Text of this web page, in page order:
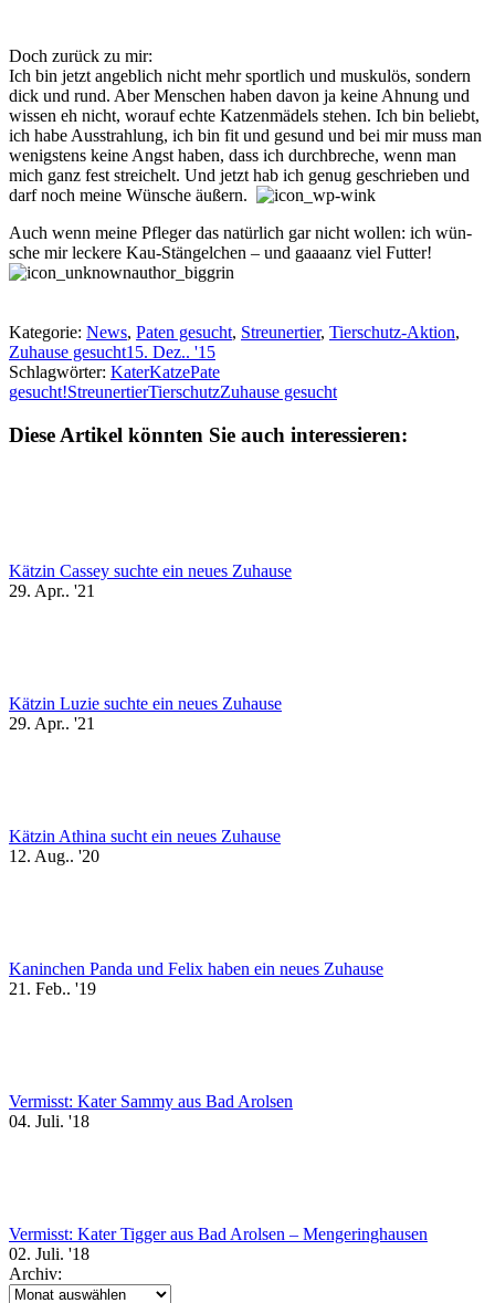
Doch zurück zu mir:
Ich bin jetzt an­geb­lich nicht mehr sport­lich und mus­ku­lös, son­dern
dick und rund. Aber Men­schen haben da­von ja keine Ahn­ung und
wis­sen eh nicht, wo­rauf echte Katz­en­mä­dels stehen. Ich bin be­liebt,
ich habe Aus­strahl­ung, ich bin fit und ge­sund und bei mir muss man
wen­igs­tens keine Angst ha­ben, dass ich durch­breche, wenn man
mich ganz fest streich­elt. Und jetzt hab ich ge­nug ge­schrie­ben und
darf noch meine Wün­sche äußern.
Auch wenn meine Pfle­ger das na­tür­lich gar nicht woll­en: ich wün­
sche mir leck­ere Kau-Stäng­el­chen – und gaaaanz viel Futt­er!
Kategorie: News, Paten gesucht, Streunertier, Tierschutz-Aktion,
Zuhause gesucht15. Dez.. '15
Schlagwörter: KaterKatzePate
gesucht!StreunertierTierschutzZuhause gesucht
Diese Artikel könnten Sie auch interessieren:
Kätzin Cassey suchte ein neues Zuhause
29. Apr.. '21
Kätzin Luzie suchte ein neues Zuhause
29. Apr.. '21
Kätzin Athina sucht ein neues Zuhause
12. Aug.. '20
Kaninchen Panda und Felix haben ein neues Zuhause
21. Feb.. '19
Vermisst: Kater Sammy aus Bad Arolsen
04. Juli. '18
Vermisst: Kater Tigger aus Bad Arolsen – Mengeringhausen
02. Juli. '18
Archiv:
Archiv: